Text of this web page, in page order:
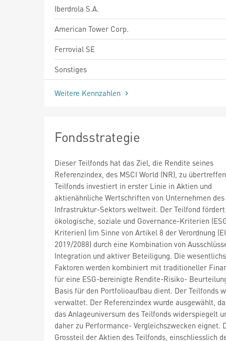
Iberdrola S.A.
American Tower Corp.
Ferrovial SE
Sonstiges
Weitere Kennzahlen
Fondsstrategie
Dieser Teilfonds hat das Ziel, die Rendite seines
Referenzindex, des MSCI World (NR), zu
Teilfonds investiert in erster Linie in Aktien und
aktienähnliche Wertschriften von Unternehmen des
Infrastruktur-Sektors weltweit. Der Teilfond fördert
ökologische, soziale und Governance-Kriterien
Kriterien) (im Sinne von Artikel 8 der Verordnung
2019/2088) durch eine Kombination von
Integration und aktiver Beteiligung. Die
Faktoren werden kombiniert mit traditioneller
für eine ESG-bereinigte Rendite-Risiko-
Basis für den Portfolioaufbau dient. Der Teilfonds
verwaltet. Der Referenzindex wurde ausgewählt,
das Anlageuniversum des Teilfonds widerspiegelt
daher zu Performance- Vergleichszwecken eignet.
Grossteil der Aktien des Teilfonds, einschliesslich